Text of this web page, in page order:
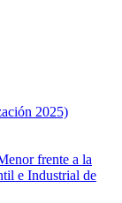
2025)
frente a la
e Industrial de